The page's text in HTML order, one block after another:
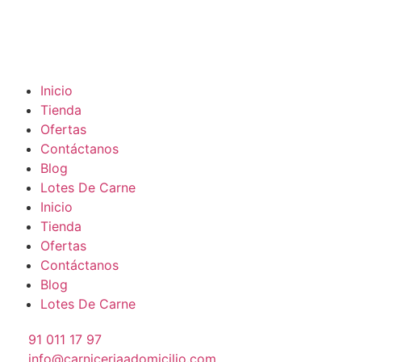
Inicio
Tienda
Ofertas
Contáctanos
Blog
Lotes De Carne
Inicio
Tienda
Ofertas
Contáctanos
Blog
Lotes De Carne
91 011 17 97
info@carniceriaadomicilio.com